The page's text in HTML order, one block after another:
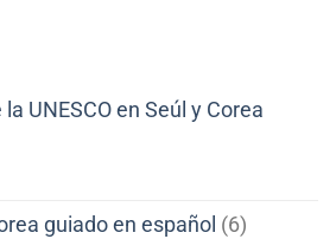
UNESCO en Seúl y Corea
guiado en español (6)